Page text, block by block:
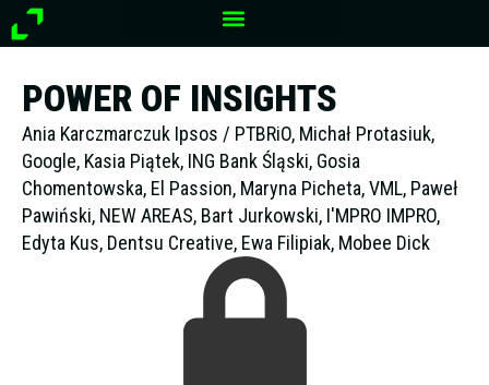
Przejdź
do
POWER OF INSIGHTS
Ania Karczmarczuk Ipsos / PTBRiO, Michał Protasiuk,
Google, Kasia Piątek, ING Bank Śląski, Gosia
Chomentowska, El Passion, Maryna Picheta, VML, Paweł
Pawiński, NEW AREAS, Bart Jurkowski, I'MPRO IMPRO,
Edyta Kus, Dentsu Creative, Ewa Filipiak, Mobee Dick